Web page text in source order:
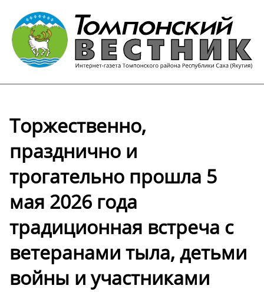
Торжественно,
празднично и
трогательно прошла 5
мая 2026 года
традиционная встреча с
ветеранами тыла, детьми
войны и участниками